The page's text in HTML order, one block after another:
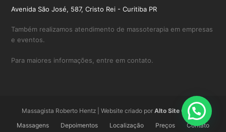
Avenida São José, 587, Cristo Rei - Curitiba PR
Também realizamos atendimento de massoterapia em empresas
e eventos.
Para maiores informações, entre em contato.
Massagista Roberto Hentz | Website criado por Alto Site Curitiba
Massagens
Depoimentos Localização Preços Contato